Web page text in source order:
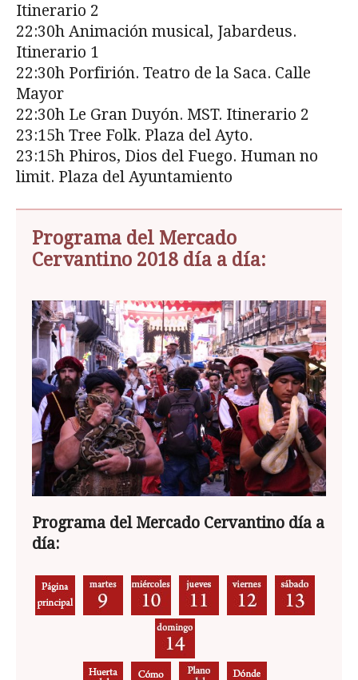
Itinerario 2
22:30h Animación musical, Jabardeus.
Itinerario 1
22:30h Porfirión. Teatro de la Saca. Calle
Mayor
22:30h Le Gran Duyón. MST. Itinerario 2
23:15h Tree Folk. Plaza del Ayto.
23:15h Phiros, Dios del Fuego. Human no
limit. Plaza del Ayuntamiento
Programa del Mercado
Cervantino 2018 día a día:
Programa del Mercado Cervantino día a
día: